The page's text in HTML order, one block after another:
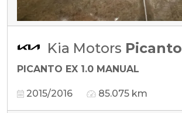
Kia Motors Picanto
PICANTO EX 1.0 MANUAL
2015/2016 85.075 km